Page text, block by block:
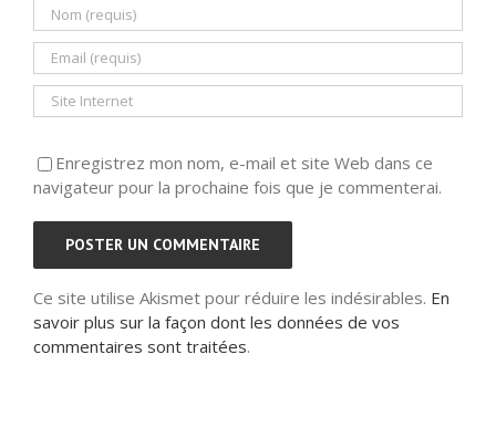
Enregistrez mon nom, e-mail et site Web dans ce
navigateur pour la prochaine fois que je commenterai.
Ce site utilise Akismet pour réduire les indésirables. En
savoir plus sur la façon dont les données de vos
commentaires sont traitées.